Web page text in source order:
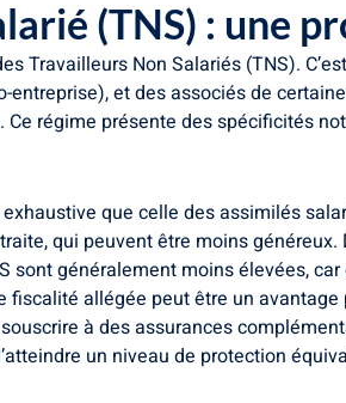
(TNS) : une
Travailleurs Non Salariés (TNS).
entreprise), et des associés de
régime présente des spécificités
que celle des assimilés
qui peuvent être moins généreux.
sont généralement moins élevées,
allégée peut être un
à des assurances
un niveau de protection